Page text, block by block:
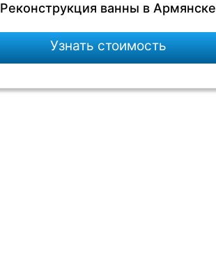
Реконструкция ванны в Армянске
Узнать стоимость